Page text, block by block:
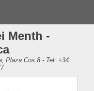
Menth -
Plaza Cos 8 - Tel: +34